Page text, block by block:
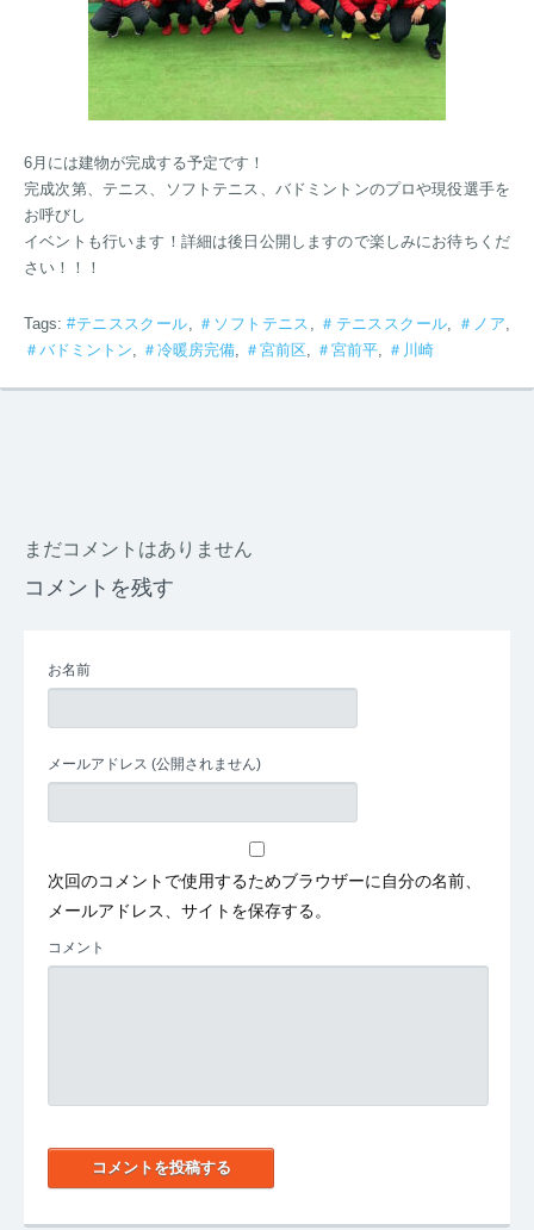
6月には建物が完成する予定です！
完成次第、テニス、ソフトテニス、バドミントンのプロや現役選手を
お呼びし
イベントも行います！詳細は後日公開しますので楽しみにお待ちくだ
さい！！！
Tags:#テニススクール, ＃ソフトテニス , ＃テニススクール, ＃ノア,
＃バドミントン, ＃冷暖房完備, ＃宮前区, ＃宮前平, ＃川崎
まだコメントはありません
コメントを残す
お名前
メールアドレス (公開されません)
次回のコメントで使用するためブラウザーに自分の名前、
メールアドレス、サイトを保存する。
コメント